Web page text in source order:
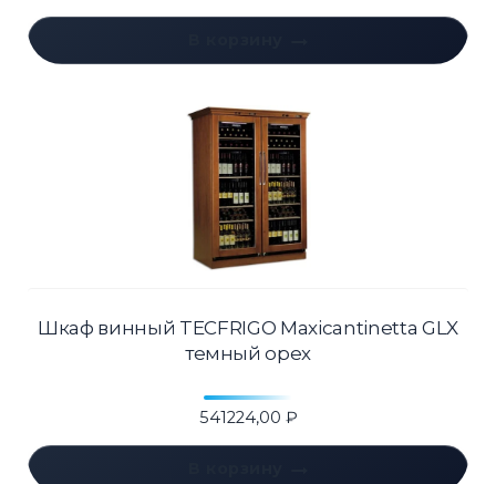
Шкаф винный TECFRIGO Maxicantinetta GLX
темный орех
541224,00 ₽